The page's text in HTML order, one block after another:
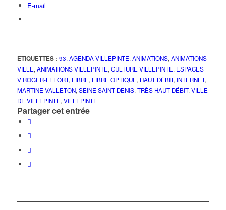
E-mail
ETIQUETTES : 93, AGENDA VILLEPINTE, ANIMATIONS, ANIMATIONS
VILLE, ANIMATIONS VILLEPINTE, CULTURE VILLEPINTE, ESPACES
V ROGER-LEFORT, FIBRE, FIBRE OPTIQUE, HAUT DÉBIT, INTERNET,
MARTINE VALLETON, SEINE SAINT-DENIS, TRÈS HAUT DÉBIT, VILLE
DE VILLEPINTE, VILLEPINTE
Partager cet entrée